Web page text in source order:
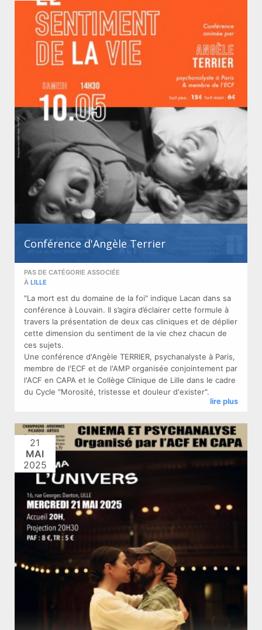
Conférence d'Angèle Terrier
PAS DE CATÉGORIE ASSOCIÉE
À LILLE
"La mort est du domaine de la foi" indique Lacan dans sa
conférence à Louvain. Il s’agira d’éclairer cette formule à
travers la présentation de deux cas cliniques et de déplier
cette dimension du sentiment de la vie chez chacun de
ces sujets.
Une conférence d'Angèle TERRIER, psychanalyste à Paris,
membre de l'ECF et de l'AMP organisée conjointement par
l'ACF en CAPA et le Collège Clinique de Lille dans le cadre
du Cycle "Morosité, tristesse et douleur d'exister".
lire plus
21
MAI
2025